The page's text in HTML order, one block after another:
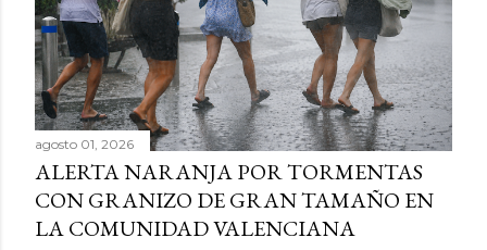
agosto 01, 2026
ALERTA NARANJA POR TORMENTAS
CON GRANIZO DE GRAN TAMAÑO EN
LA COMUNIDAD VALENCIANA